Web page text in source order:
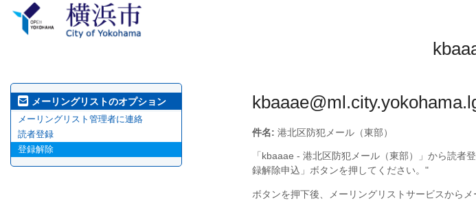
メーリングリストのオプション
メーリングリスト管理者に連絡
読者登録
登録解除
件名: 港北区防犯メール（東部）
「kbaaae - 港北区防犯メール（東部）」から読者
録解除申込」ボタンを押してください。"
ボタンを押下後、メーリングリストサービスから